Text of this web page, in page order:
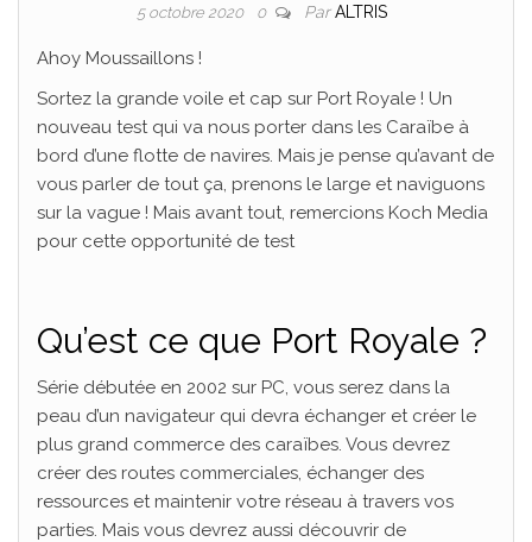
5 octobre 2020 0 ParALTRIS
Ahoy Moussaillons !
Sortez la grande voile et cap sur Port Royale ! Un
nouveau test qui va nous porter dans les Caraïbe à
bord d’une flotte de navires. Mais je pense qu’avant de
vous parler de tout ça, prenons le large et naviguons
sur la vague ! Mais avant tout, remercions Koch Media
pour cette opportunité de test
Qu’est ce que Port Royale ?
Série débutée en 2002 sur PC, vous serez dans la
peau d’un navigateur qui devra échanger et créer le
plus grand commerce des caraïbes. Vous devrez
créer des routes commerciales, échanger des
ressources et maintenir votre réseau à travers vos
parties. Mais vous devrez aussi découvrir de